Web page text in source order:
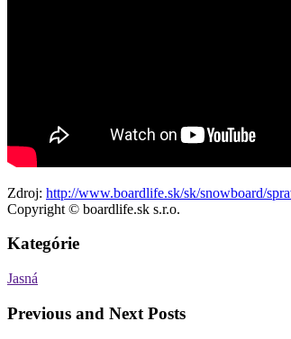
Zdroj: http://www.boardlife.sk/sk/snowboard/
Copyright © boardlife.sk s.r.o.
Kategórie
Jasná
Previous and Next Posts